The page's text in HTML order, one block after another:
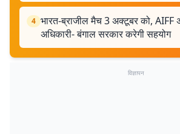
4 भारत-ब्राजील मैच 3 अक्टूबर को, AIFF
अधिकारी- बंगाल सरकार करेगी सहयोग
विज्ञापन